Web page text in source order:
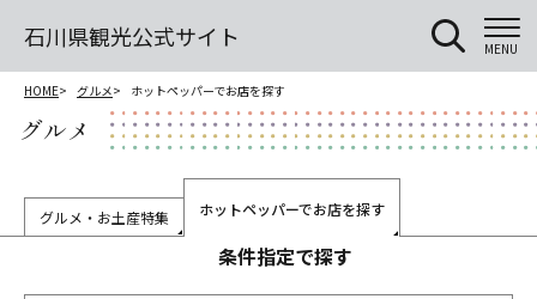
石川県観光公式サイト MENU
HOME グルメ ホットペッパーでお店を探す
グルメ
グルメ・お土産特集 ホットペッパーでお店を探す
条件指定で探す